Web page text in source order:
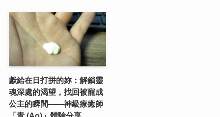
獻給在日打拼的妳：解鎖靈
魂深處的渴望，找回被寵成
公主的瞬間——神級療癒師